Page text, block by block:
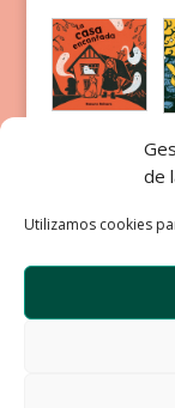
de
Utilizamos cookies